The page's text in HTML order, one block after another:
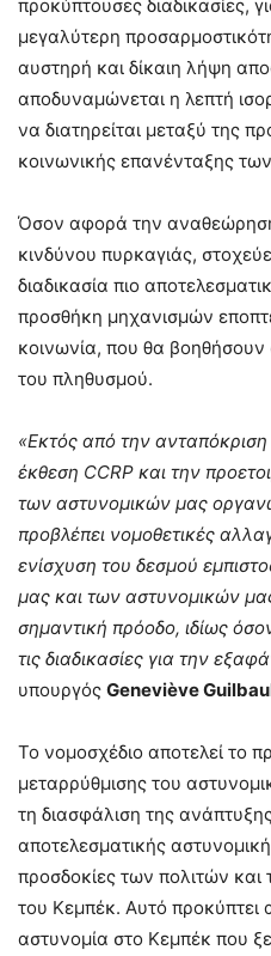
προκύπτουσες διαδικασίες,
μεγαλύτερη
αυστηρή και δίκαιη λήψη
αποδυναμώνεται η λεπτή
να διατηρείται μεταξύ της
κοινωνικής επανένταξης
Όσον αφορά την
κινδύνου πυρκαγιάς,
διαδικασία πιο
προσθήκη μηχανισμών
κοινωνία, που θα
του πληθυσμού.
«Εκτός από την
έκθεση CCRP και την
των αστυνομικών μας
προβλέπει νομοθετικές
ενίσχυση του δεσμού
μας και των αστυνομικών
σημαντική πρόοδο, ιδίως
τις διαδικασίες για την
υπουργός Geneviève
Το νομοσχέδιο αποτελεί το
μεταρρύθμισης του
τη διασφάλιση της
αποτελεσματικής
προσδοκίες των πολιτών και
του Κεμπέκ. Αυτό προκύπτει
αστυνομία στο Κεμπέκ που